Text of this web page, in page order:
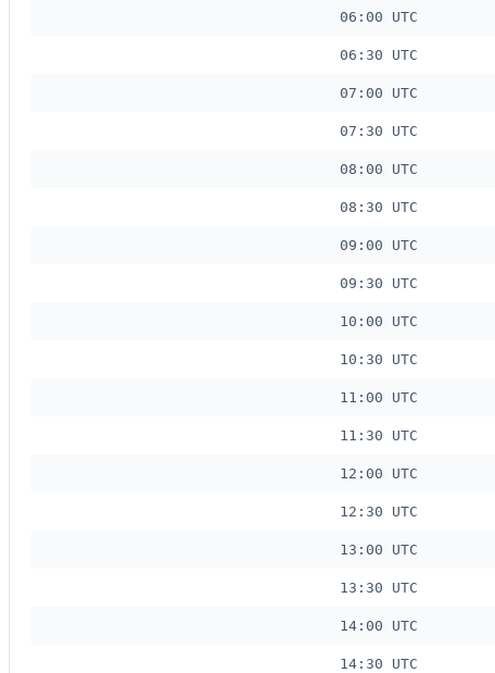
06:00 UTC
06:30 UTC
07:00 UTC
07:30 UTC
08:00 UTC
08:30 UTC
09:00 UTC
09:30 UTC
10:00 UTC
10:30 UTC
11:00 UTC
11:30 UTC
12:00 UTC
12:30 UTC
13:00 UTC
13:30 UTC
14:00 UTC
14:30 UTC